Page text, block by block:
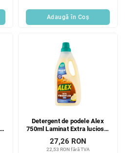
Adaugă în Coş
Detergent de podele Alex
750ml Laminat Extra lucios 2
în 1
22,53 RON fără TVA
27,26 RON